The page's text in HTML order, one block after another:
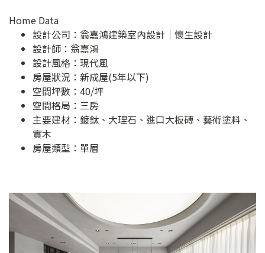
Home Data
設計公司： 翁嘉鴻建築室內設計｜懷生設計
設計師：翁嘉鴻
設計風格：現代風
房屋狀況：新成屋(5年以下)
空間坪數：40/坪
空間格局：三房
主要建材：鍍鈦、大理石、進口大板磚、藝術塗料、
實木
房屋類型：單層